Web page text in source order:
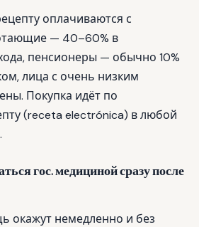
оплачиваются с
— 40–60% в
пенсионеры — обычно 10%
лица с очень низким
Покупка идёт по
(receta electrónica) в любой
гос. медициной сразу после
окажут немедленно и без